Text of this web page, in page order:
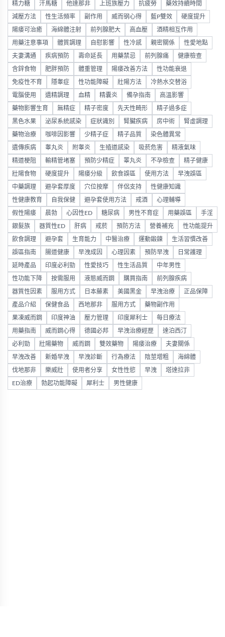
精力糖 汗馬糖 他達那非 上班族壓力 抗疲勞 藥效持續時間
減壓方法 性生活頻率 副作用 威而钢心得 藍P雙效 硬度提升
陽痿可治癒 海綿體注射 前列腺肥大 高血壓 酒精相互作用
用藥注意事項 體質調理 自慰影響 性冷感 親密關係 性愛地點
夫妻溝通 疾病預防 壽命延長 用藥禁忌 前列腺痛 健康檢查
含鋅食物 肥胖預防 體重管理 陽痿改善方法 性功能衰退
免疫性不育 隱睾症 性功能障礙 壯陽方法 冷熱水交替浴
電腦使用 遺精調理 血精 精囊炎 備孕指南 高溫影響
藥物影響生育 無精症 精子密度 先天性畸形 精子過多症
黑色水果 泌尿系統感染 症狀識別 腎臟疾病 房中術 腎虛調理
藥物治療 咖啡因影響 少精子症 精子品質 染色體異常
遺傳疾病 睾丸炎 附睾炎 生殖道感染 吸菸危害 精液氣味
精道梗阻 輸精管堵塞 預防少精症 睪丸炎 不孕檢查 精子健康
壯陽食物 硬度提升 陽痿分級 飲食誤區 使用方法 早洩誤區
中藥調理 避孕套厚度 穴位按摩 伴侶支持 性健康知識
性健康教育 自我保健 避孕套使用方法 戒酒 心理輔導
假性陽痿 晨勃 心因性ED 糖尿病 男性不育症 用藥誤區 手淫
銀髮族 器質性ED 肝病 戒菸 預防方法 營養補充 性功能提升
飲食調理 避孕套 生育能力 中醫治療 運動鍛鍊 生活習慣改善
誤區指南 腸道健康 早洩成因 心理因素 預防早洩 日常護理
延時產品 印度必利勁 性愛技巧 性生活品質 中年男性
性功能下降 按需服用 液態威而鋼 購買指南 前列腺疾病
器質性因素 服用方式 日本藤素 美國黑金 早洩治療 正品保障
產品介紹 保健食品 西地那非 服用方式 藥物副作用
果凍威而鋼 印度神油 壓力管理 印度犀利士 每日療法
用藥指南 威而鋼心得 德國必邦 早洩治療經歷 達泊西汀
必利勁 壯陽藥物 威而鋼 雙效藥物 陽痿治療 夫妻關係
早洩改善 新婚早洩 早洩診斷 行為療法 陰莖增粗 海綿體
伐地那非 樂威壯 使用者分享 女性性慾 早洩 塔達拉非
ED治療 勃起功能障礙 犀利士 男性健康